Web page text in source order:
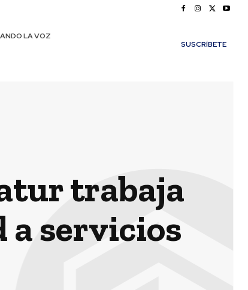
LA VOZ
SUSCRÍBETE
trabaja
a servicios